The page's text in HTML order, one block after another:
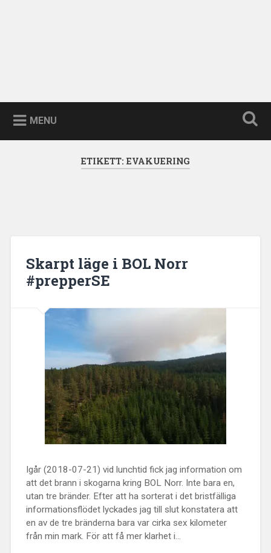
MENU
ETIKETT: EVAKUERING
Skarpt läge i BOL Norr
#prepperSE
Igår (2018-07-21) vid lunchtid fick jag information om
att det brann i skogarna kring BOL Norr. Inte bara en,
utan tre bränder. Efter att ha sorterat i det bristfälliga
informationsflödet lyckades jag till slut konstatera att
en av de tre bränderna bara var cirka sex kilometer
från min mark. För att få mer klarhet i...